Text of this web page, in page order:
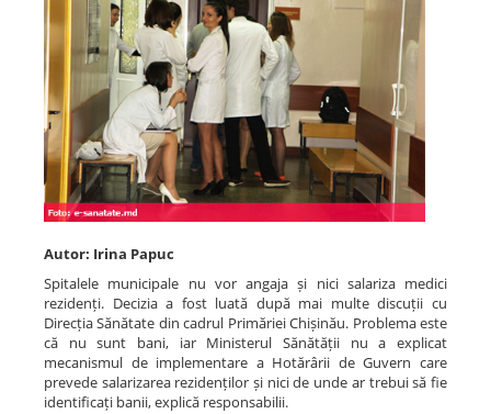
SanoTeca
Autor: Irina Papuc
Spitalele municipale nu vor angaja și nici salariza medici
rezidenți. Decizia a fost luată după mai multe discuții cu
Direcția Sănătate din cadrul Primăriei Chișinău. Problema este
că nu sunt bani, iar Ministerul Sănătății nu a explicat
mecanismul de implementare a Hotărârii de Guvern care
prevede salarizarea rezidenților și nici de unde ar trebui să fie
identificați banii, explică responsabilii.